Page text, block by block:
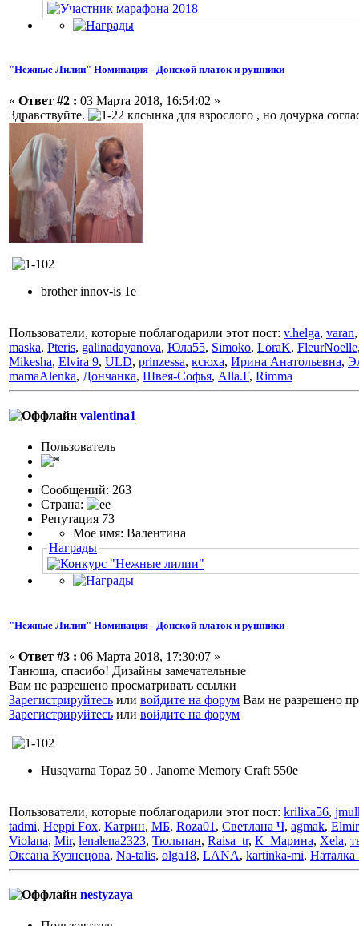
"Нежные Лилии" Номинация - Донской платок и рушники
« Ответ #2 : 03 Марта 2018, 16:54:02 »
Здравствуйте.
клсынка для взрослого , но дочурка
brother innov-is 1e
Пользователи, которые поблагодарили этот пост: v.helga, varan
maska, Pteris, galinadayanova, Юла55, Simoko, LoraK, FleurNoelle
Mikesha, Elvira 9, ULD, prinzessa, ксюха, Ирина Анатольевна,
mamaAlenka, Дончанка, Швея-Софья, Alla.F, Rimma
valentina1
Пользовaтeль
Сообщений: 263
Страна:
Репутация 73
Мое имя: Валентина
Награды
"Нежные Лилии" Номинация - Донской платок и рушники
« Ответ #3 : 06 Марта 2018, 17:30:07 »
Танюша, спасибо! Дизайны замечательные
Вам не разрешено просматривать ссылки
Зарегистрируйтесь или войдите на форум Вам не разрешено
Зарегистрируйтесь или войдите на форум
Husqvarna Topaz 50 . Janome Memory Craft 550e
Пользователи, которые поблагодарили этот пост: krilixa56,
tadmi, Heppi Fox, Катрин, МБ, Roza01 , Светлана Ч, agmak,
Violana, Mir, lenalena2323, Тюльпан, Raisa_tr, К_Марина, Xela,
Оксана Кузнецова, Na-talis, olga18, LANA, kartinka-mi, Наталка
nestyzaya